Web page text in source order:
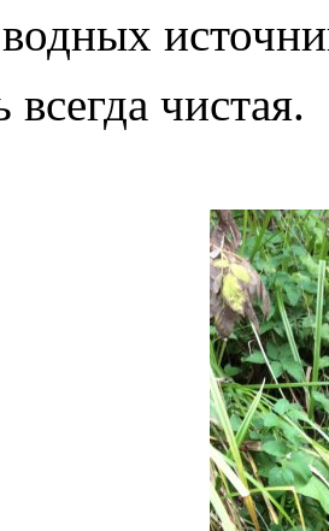
всегда чистая.